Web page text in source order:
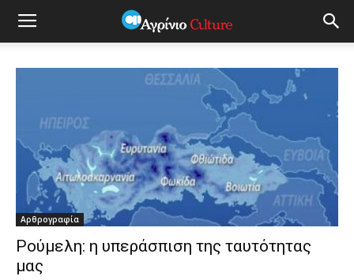
Αρθρογραφία
Ρούμελη: η υπεράσπιση της ταυτότητας
μας